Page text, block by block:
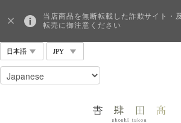
当店商品を無断転載した詐欺サイト・
転売に御注意ください